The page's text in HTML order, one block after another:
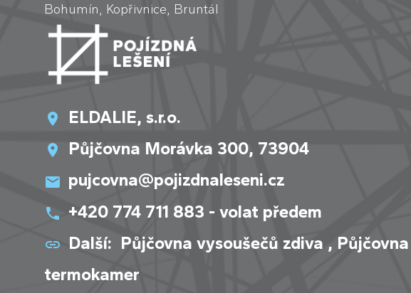
Bohumín, Kopřivnice, Bruntál
ELDALIE, s.r.o.
Půjčovna Morávka 300, 73904
pujcovna@pojizdnaleseni.cz
+420 774 711 883 - volat předem
Další: Půjčovna vysoušečů zdiva , Půjčovna
termokamer